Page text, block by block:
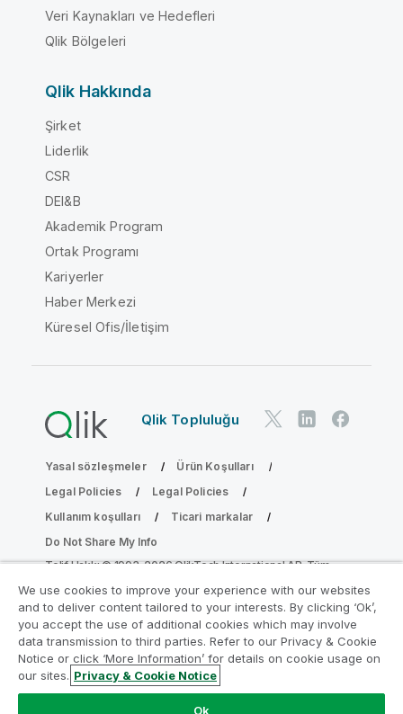
Veri Kaynakları ve Hedefleri
Qlik Bölgeleri
Qlik Hakkında
Şirket
Liderlik
CSR
DEI&B
Akademik Program
Ortak Programı
Kariyerler
Haber Merkezi
Küresel Ofis/İletişim
Qlik Topluluğu
Yasal sözleşmeler
Ürün Koşulları
Legal Policies
Legal Policies
Kullanım koşulları
Ticari markalar
Do Not Share My Info
Telif Hakkı © 1993-2026 QlikTech International AB. Tüm
Analiz Modernleştirme Programına katılın
Analiz Modernleştirme Programı ile değerli QlikView
We use cookies to improve your experience with our websites
and to deliver content tailored to your interests. By clicking ‘Ok’,
you accept the use of additional cookies which may involve
data transmission to third parties. Refer to our Privacy & Cookie
Notice or click ‘More Information’ for details on cookie usage on
our sites. Privacy & Cookie Notice
Ok